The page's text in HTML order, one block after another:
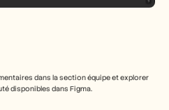
dans la section équipe et explorer
disponibles dans Figma.